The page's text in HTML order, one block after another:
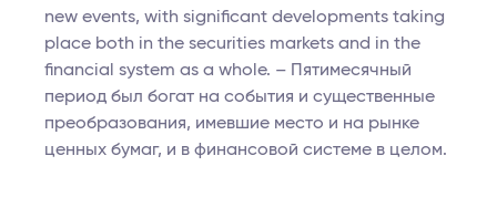
new events, with significant developments taking
place both in the securities markets and in the
financial system as a whole. – Пятимесячный
период был богат на события и существенные
преобразования, имевшие место и на рынке
ценных бумаг, и в финансовой системе в целом.